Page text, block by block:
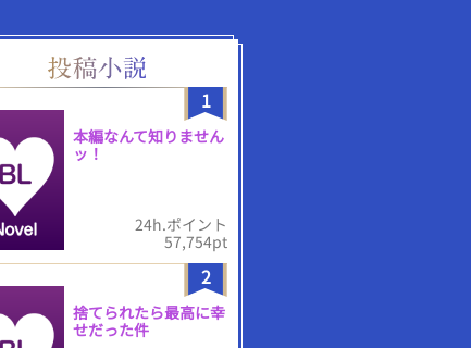
1
本編なんて知りません
ッ！
24h.ポイント
57,754pt
2
捨てられたら最高に幸
せだった件